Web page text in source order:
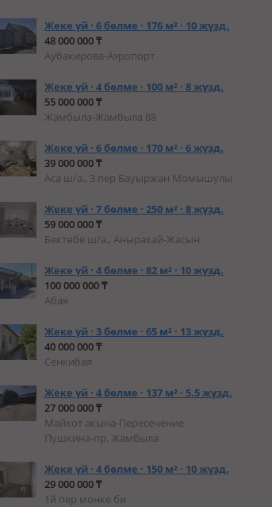
Жеке үй · 6 бөлме · 176 м² · 10 жүзд.
48 000 000 ₸
Аубакирова-Аэропорт
Жеке үй · 4 бөлме · 100 м² · 8 жүзд.
55 000 000 ₸
Жамбыла-Жамбыла 88
Жеке үй · 6 бөлме · 170 м² · 6 жүзд.
39 000 000 ₸
Аса ш/а., 3 пер Бауыржан Момышулы
Жеке үй · 7 бөлме · 250 м² · 8 жүзд.
59 000 000 ₸
Бектөбе ш/а., Аныракай-Жасын
Жеке үй · 4 бөлме · 82 м² · 10 жүзд.
100 000 000 ₸
Абая
Жеке үй · 3 бөлме · 65 м² · 13 жүзд.
40 000 000 ₸
Сенкибая
Жеке үй · 4 бөлме · 137 м² · 5.5 жүзд.
27 000 000 ₸
Майкот акына-Пересечение
Пушкина-пр. Жамбыла
Жеке үй · 4 бөлме · 150 м² · 10 жүзд.
29 000 000 ₸
1й пер монке би